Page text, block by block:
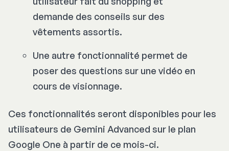
demande des conseils sur des
vêtements assortis.
Une autre fonctionnalité permet de
poser des questions sur une vidéo en
cours de visionnage.
Ces fonctionnalités seront disponibles pour les
utilisateurs de Gemini Advanced sur le plan
Google One à partir de ce mois-ci.